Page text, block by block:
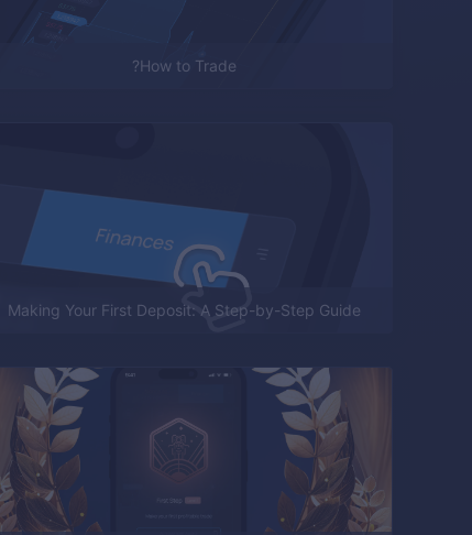
How to Trade?
Making Your First Deposit: A Step-by-Step Guide